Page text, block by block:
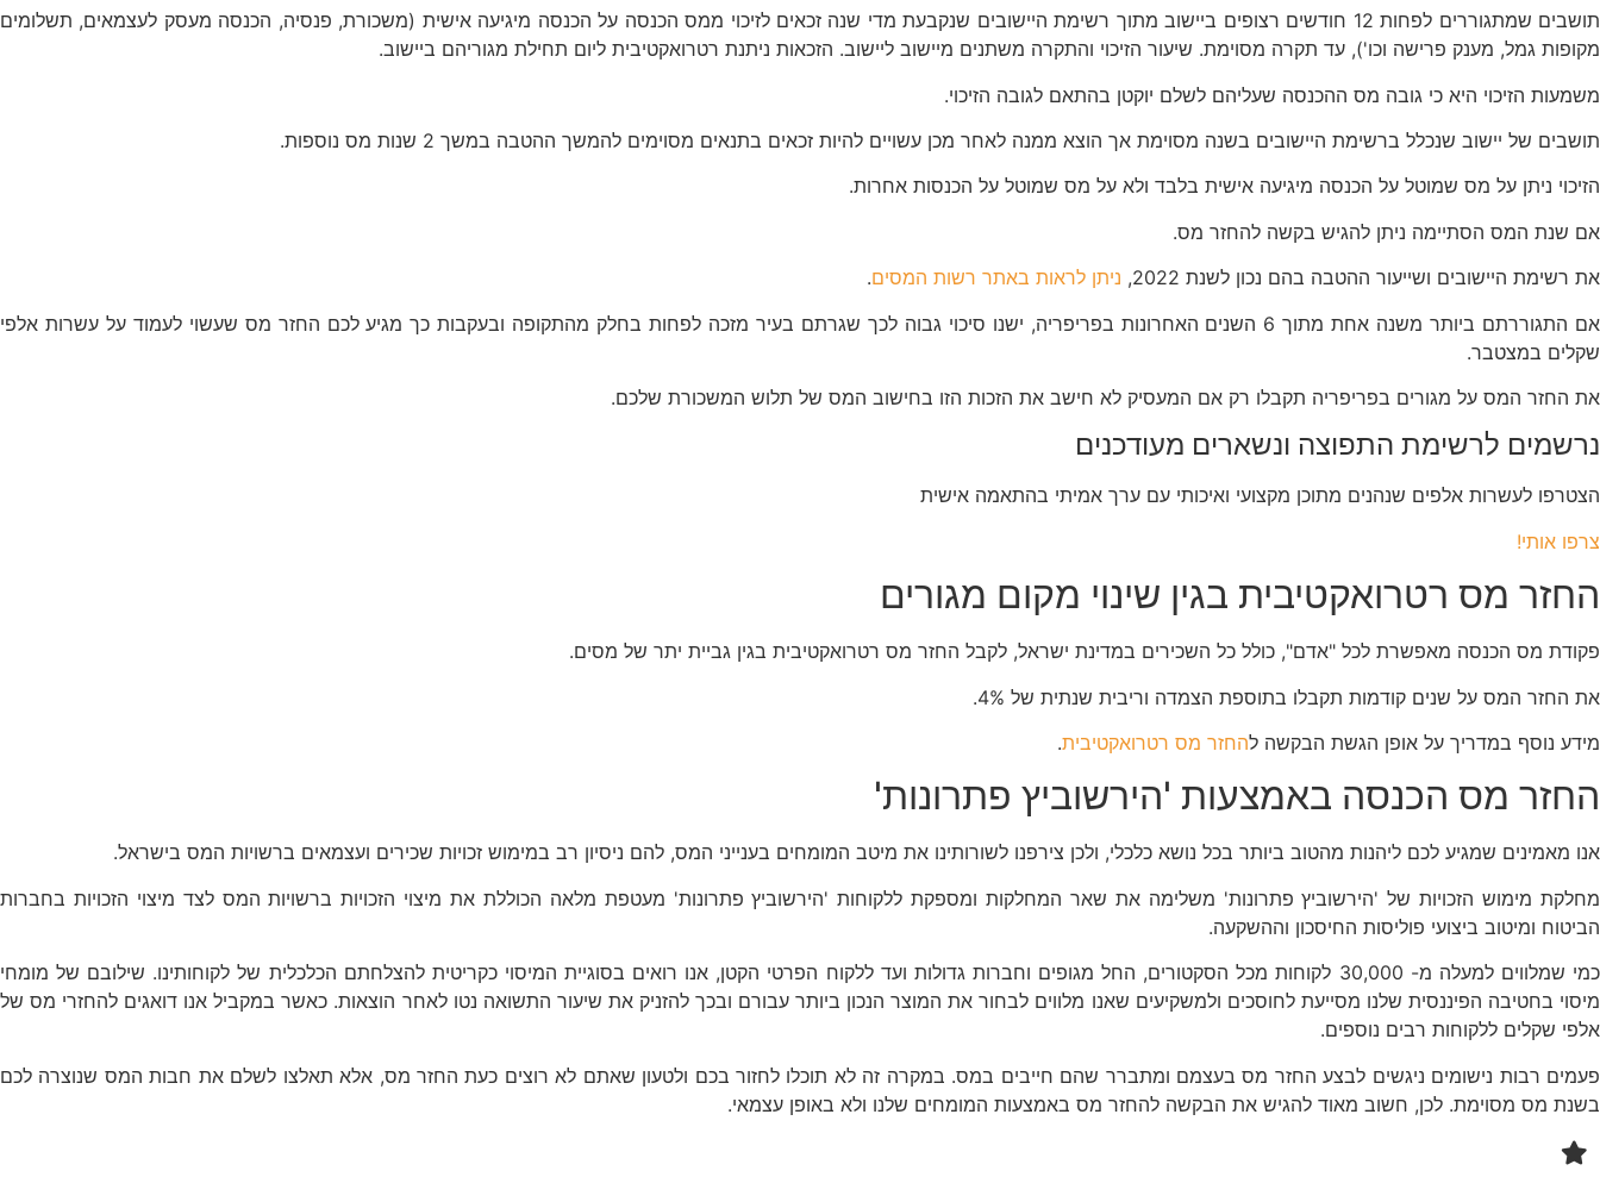
תושבים שמתגוררים לפחות 12 חודשים רצופים ביישוב מתוך רשימת היישובים שנקבעת מדי שנה זכאים לזיכוי ממס הכנסה על הכנסה מיגיעה אישית (משכורת, פנסיה, הכנסה מעסק לעצמאים, תשלומים
מקופות גמל, מענק פרישה וכו'), עד תקרה מסוימת. שיעור הזיכוי והתקרה משתנים מיישוב ליישוב. הזכאות ניתנת רטרואקטיבית ליום תחילת מגוריהם ביישוב.
משמעות הזיכוי היא כי גובה מס ההכנסה שעליהם לשלם יוקטן בהתאם לגובה הזיכוי.
תושבים של יישוב שנכלל ברשימת היישובים בשנה מסוימת אך הוצא ממנה לאחר מכן עשויים להיות זכאים בתנאים מסוימים להמשך ההטבה במשך 2 שנות מס נוספות.
הזיכוי ניתן על מס שמוטל על הכנסה מיגיעה אישית בלבד ולא על מס שמוטל על הכנסות אחרות.
אם שנת המס הסתיימה ניתן להגיש בקשה להחזר מס.
את רשימת היישובים ושייעור ההטבה בהם נכון לשנת 2022,
ניתן לראות באתר רשות המסים.
אם התגוררתם ביותר משנה אחת מתוך 6 השנים האחרונות בפריפריה, ישנו סיכוי גבוה לכך שגרתם בעיר מזכה לפחות בחלק מהתקופה ובעקבות כך מגיע לכם החזר מס שעשוי לעמוד על עשרות אלפי
שקלים במצטבר.
את החזר המס על מגורים בפריפריה תקבלו רק אם המעסיק לא חישב את הזכות הזו בחישוב המס של תלוש המשכורת שלכם.
נרשמים לרשימת התפוצה ונשארים מעודכנים
הצטרפו לעשרות אלפים שנהנים מתוכן מקצועי ואיכותי עם ערך אמיתי בהתאמה אישית
צרפו אותי!
החזר מס רטרואקטיבית בגין שינוי מקום מגורים
פקודת מס הכנסה מאפשרת לכל "אדם", כולל כל השכירים במדינת ישראל, לקבל החזר מס רטרואקטיבית בגין גביית יתר של מסים.
את החזר המס על שנים קודמות תקבלו בתוספת הצמדה וריבית שנתית של 4%.
מידע נוסף במדריך על אופן הגשת הבקשה להחזר מס רטרואקטיבית.
החזר מס הכנסה באמצעות 'הירשוביץ פתרונות'
אנו מאמינים שמגיע לכם ליהנות מהטוב ביותר בכל נושא כלכלי, ולכן צירפנו לשורותינו את מיטב המומחים בענייני המס, להם ניסיון רב במימוש זכויות שכירים ועצמאים ברשויות המס בישראל.
מחלקת מימוש הזכויות של 'הירשוביץ פתרונות' משלימה את שאר המחלקות ומספקת ללקוחות 'הירשוביץ פתרונות' מעטפת מלאה הכוללת את מיצוי הזכויות ברשויות המס לצד מיצוי הזכויות בחברות
הביטוח ומיטוב ביצועי פוליסות החיסכון וההשקעה.
כמי שמלווים למעלה מ- 30,000 לקוחות מכל הסקטורים, החל מגופים וחברות גדולות ועד ללקוח הפרטי הקטן, אנו רואים בסוגיית המיסוי כקריטית להצלחתם הכלכלית של לקוחותינו. שילובם של מומחי
מיסוי בחטיבה הפיננסית שלנו מסייעת לחוסכים ולמשקיעים שאנו מלווים לבחור את המוצר הנכון ביותר עבורם ובכך להזניק את שיעור התשואה נטו לאחר הוצאות. כאשר במקביל אנו דואגים להחזרי מס של
אלפי שקלים ללקוחות רבים נוספים.
פעמים רבות נישומים ניגשים לבצע החזר מס בעצמם ומתברר שהם חייבים במס. במקרה זה לא תוכלו לחזור בכם ולטעון שאתם לא רוצים כעת החזר מס, אלא תאלצו לשלם את חבות המס שנוצרה לכם
בשנת מס מסוימת. לכן, חשוב מאוד להגיש את הבקשה להחזר מס באמצעות המומחים שלנו ולא באופן עצמאי.